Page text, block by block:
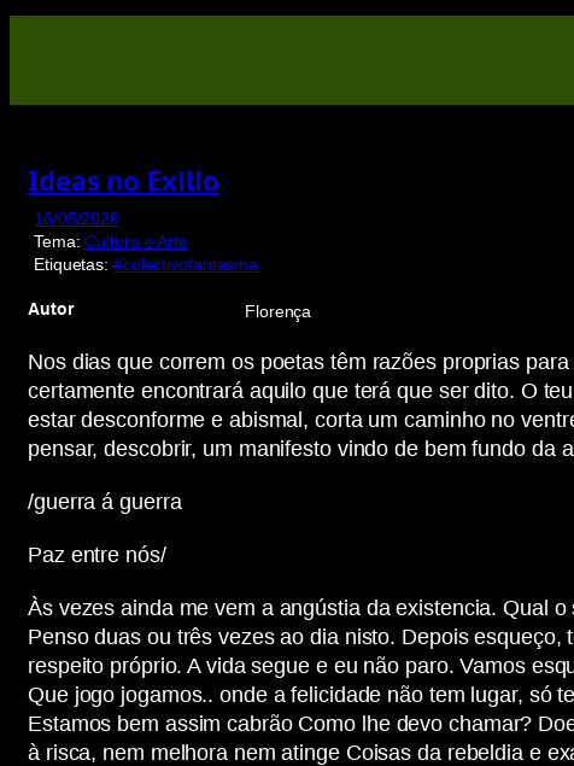
Saltar
conteúdo
Ideas no Exilio
16/05/2026
Tema:Cultura e Arte
Etiquetas: #colectivofantasma
Autor Florença
Nos dias que correm os poetas têm razões proprias
certamente encontrará aquilo que terá que ser dito. O
estar desconforme e abismal, corta um caminho no
pensar, descobrir, um manifesto vindo de bem fundo da
/guerra á guerra
Paz entre nós/
Às vezes ainda me vem a angústia da existencia. Qual
Penso duas ou três vezes ao dia nisto. Depois
respeito próprio. A vida segue e eu não paro. Vamos
Que jogo jogamos.. onde a felicidade não tem lugar, só
Estamos bem assim cabrão Como lhe devo chamar?
à risca, nem melhora nem atinge Coisas da rebeldia e